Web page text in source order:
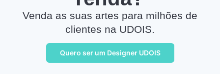
Venda as suas artes para milhões de
clientes na UDOIS.
Quero ser um Designer UDOIS